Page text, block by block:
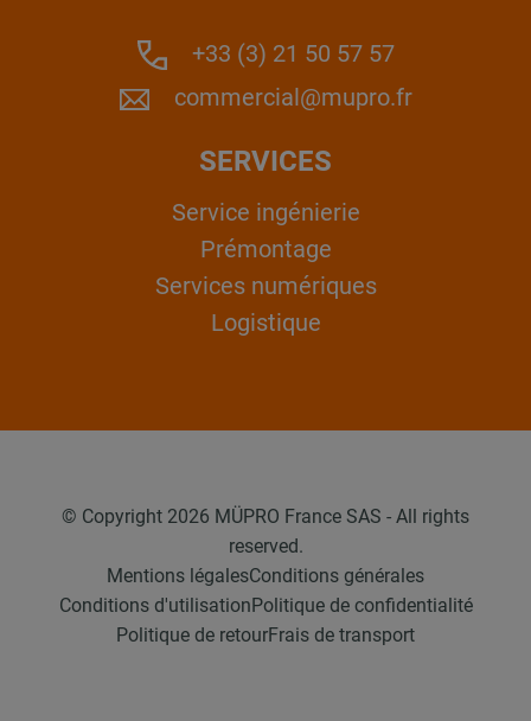
+33 (3) 21 50 57 57
commercial@mupro.fr
SERVICES
Service ingénierie
Prémontage
Services numériques
Logistique
© Copyright 2026 MÜPRO France SAS - All rights
reserved.
Mentions légalesConditions générales
Conditions d'utilisationPolitique de confidentialité
Politique de retourFrais de transport